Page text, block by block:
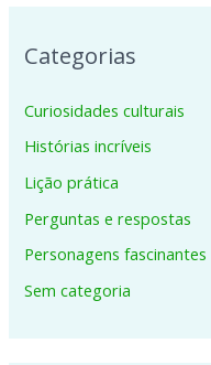
Categorias
Curiosidades culturais
Histórias incríveis
Lição prática
Perguntas e respostas
Personagens fascinantes
Sem categoria